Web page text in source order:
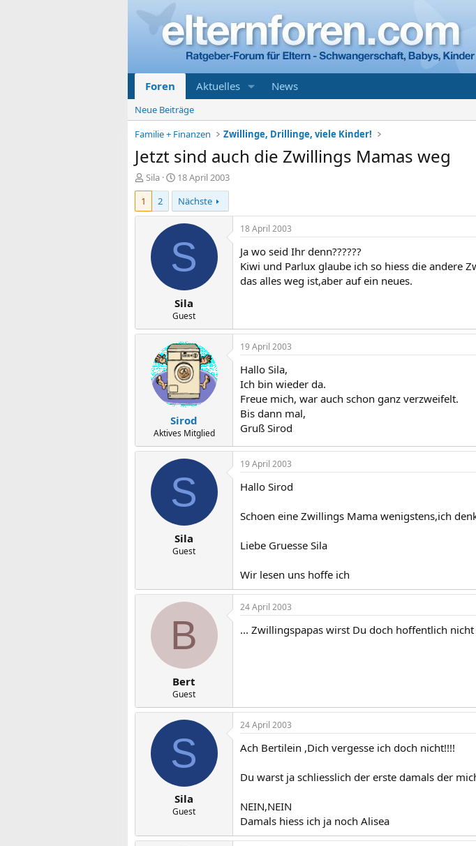
Foren Aktuelles News
Neue Beiträge
Familie + Finanzen
Zwillinge, Drillinge, viele Kinder!
Jetzt sind auch die Zwillings Mamas weg
E
r
t
Sila
E
r
s
t
e
l
t
m
18 April 2003
1
2 Nächste
S
Sila
Guest
18 April 2003
Ja wo seid Ihr denn??????
Kiwi und Parlux glaube ich so hiess die andere
das alles weg ist,aber auf ein neues.
Sirod
Aktives Mitglied
19 April 2003
Hallo Sila,
Ich bin wieder da.
Freue mich, war auch schon ganz verzweifelt.
Bis dann mal,
Gruß Sirod
S
Sila
Guest
19 April 2003
Hallo Sirod
Schoen eine Zwillings Mama wenigstens,ich
Liebe Gruesse Sila
Wir lesen uns hoffe ich
B
Bert
Guest
24 April 2003
... Zwillingspapas wirst Du doch hoffentlich
S
Sila
Guest
24 April 2003
Ach Bertilein ,Dich vergesse ich doch nicht!!!!
Du warst ja schliesslich der erste damals der
NEIN,NEIN
Damals hiess ich ja noch Alisea